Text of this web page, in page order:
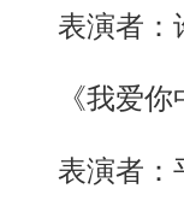
表演者：
《我爱你
表演者：